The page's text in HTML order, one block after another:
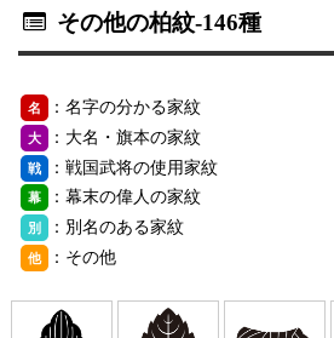
その他の柏紋-146種
名 ：名字の分かる家紋
大 ：大名・旗本の家紋
戦 ：戦国武将の使用家紋
幕 ：幕末の偉人の家紋
別 ：別名のある家紋
他 ：その他